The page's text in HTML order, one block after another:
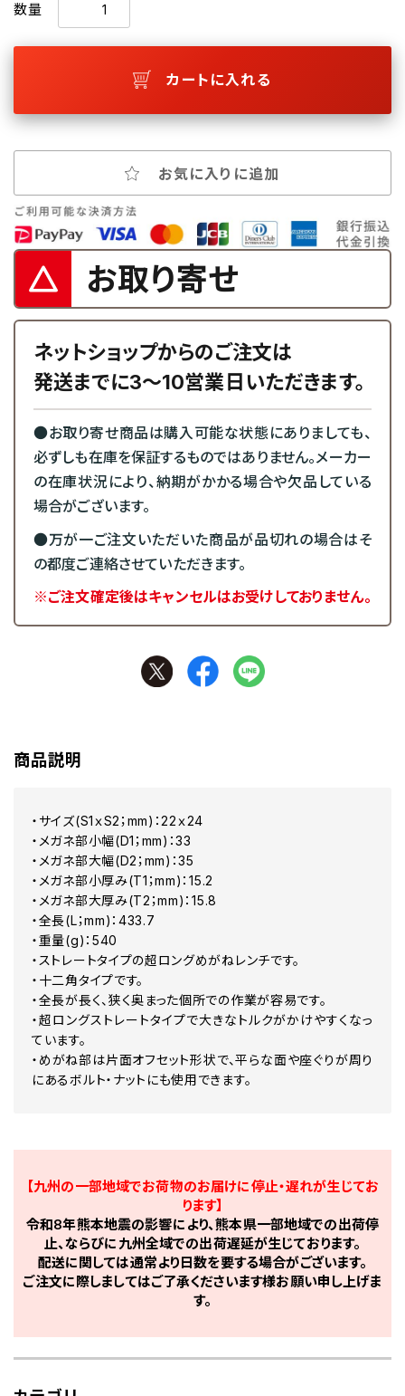
数量
カートに入れる
お気に入りに追加
お取り寄せ
ネットショップからのご注文は
発送までに3～10営業日いただきます。
●お取り寄せ商品は購入可能な状態にありましても、
必ずしも在庫を保証するものではありません。メーカー
の在庫状況により、納期がかかる場合や欠品している
場合がございます。
●万が一ご注文いただいた商品が品切れの場合はそ
の都度ご連絡させていただきます。
※ご注文確定後はキャンセルはお受けしておりません。
商品説明
・サイズ(S1ｘS2；mm)：22ｘ24
・メガネ部小幅(D1；mm)：33
・メガネ部大幅(D2；mm)：35
・メガネ部小厚み(T1；mm)：15.2
・メガネ部大厚み(T2；mm)：15.8
・全長(L；mm)：433.7
・重量(g)：540
・ストレートタイプの超ロングめがねレンチです。
・十二角タイプです。
・全長が長く、狭く奥まった個所での作業が容易です。
・超ロングストレートタイプで大きなトルクがかけやすくなっ
ています。
・めがね部は片面オフセット形状で、平らな面や座ぐりが周り
にあるボルト・ナットにも使用できます。
【九州の一部地域でお荷物のお届けに停止・遅れが生じてお
ります】
令和8年熊本地震の影響により、熊本県一部地域での出荷停
止、ならびに九州全域での出荷遅延が生じております。
配送に関しては通常より日数を要する場合がございます。
ご注文に際しましてはご了承くださいます様お願い申し上げま
す。